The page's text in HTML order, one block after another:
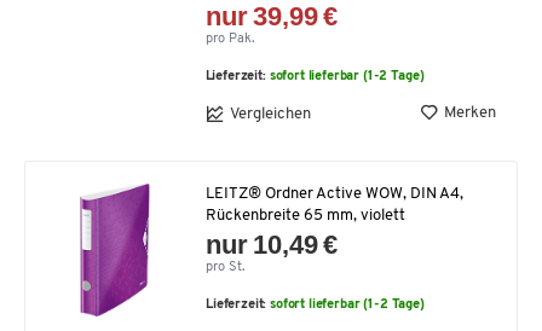
nur 39,99 €
pro Pak.
Lieferzeit: sofort lieferbar (1-2 Tage)
Vergleichen Merken
LEITZ® Ordner Active WOW, DIN A4,
Rückenbreite 65 mm, violett
nur 10,49 €
pro St.
Lieferzeit:sofort lieferbar (1-2 Tage)